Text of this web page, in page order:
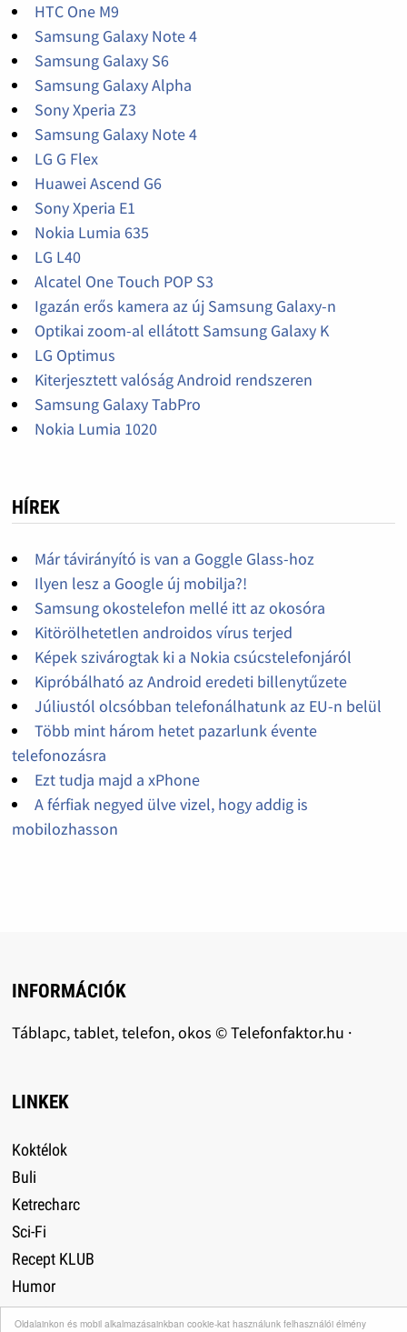
Oldalainkon és mobil alkalmazásainkban cookie-kat használunk felhasználói élmény
HTC One M9
Samsung Galaxy Note 4
Samsung Galaxy S6
Samsung Galaxy Alpha
Sony Xperia Z3
Samsung Galaxy Note 4
LG G Flex
Huawei Ascend G6
Sony Xperia E1
Nokia Lumia 635
LG L40
Alcatel One Touch POP S3
Igazán erős kamera az új Samsung Galaxy-n
Optikai zoom-al ellátott Samsung Galaxy K
LG Optimus
Kiterjesztett valóság Android rendszeren
Samsung Galaxy TabPro
Nokia Lumia 1020
HÍREK
Már távirányító is van a Goggle Glass-hoz
Ilyen lesz a Google új mobilja?!
Samsung okostelefon mellé itt az okosóra
Kitörölhetetlen androidos vírus terjed
Képek szivárogtak ki a Nokia csúcstelefonjáról
Kipróbálható az Android eredeti billenytűzete
Júliustól olcsóbban telefonálhatunk az EU-n belül
Több mint három hetet pazarlunk évente
telefonozásra
Ezt tudja majd a xPhone
A férfiak negyed ülve vizel, hogy addig is
mobilozhasson
INFORMÁCIÓK
Táblapc, tablet, telefon, okos © Telefonfaktor.hu ·
LINKEK
Koktélok
Buli
Ketrecharc
Sci-Fi
Recept KLUB
Humor
Utazás